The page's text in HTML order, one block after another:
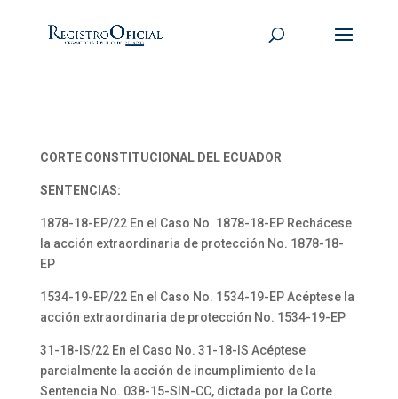
CORTE CONSTITUCIONAL DEL ECUADOR
SENTENCIAS:
1878-18-EP/22 En el Caso No. 1878-18-EP Rechácese
la acción extraordinaria de protección No. 1878-18-
EP
1534-19-EP/22 En el Caso No. 1534-19-EP Acéptese la
acción extraordinaria de protección No. 1534-19-EP
31-18-IS/22 En el Caso No. 31-18-IS Acéptese
parcialmente la acción de incumplimiento de la
Sentencia No. 038-15-SIN-CC, dictada por la Corte